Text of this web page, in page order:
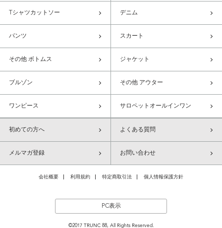
Tシャツカットソー デニム
パンツ スカート
その他 ボトムス ジャケット
ブルゾン その他 アウター
ワンピース サロペットオールインワン
初めての方へ よくある質問
メルマガ登録 お問い合わせ
会社概要 利用規約 特定商取引法 個人情報保護方針
PC表示
©2017 TRUNC 88, All Rights Reserved.